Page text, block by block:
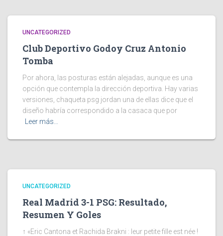
UNCATEGORIZED
Club Deportivo Godoy Cruz Antonio
Tomba
Por ahora, las posturas están alejadas, aunque es una
opción que contempla la dirección deportiva. Hay varias
versiones, chaqueta psg jordan una de ellas dice que el
diseño habría correspondido a la casaca que por
Leer más…
UNCATEGORIZED
Real Madrid 3-1 PSG: Resultado,
Resumen Y Goles
↑ «Eric Cantona et Rachida Brakni : leur petite fille est née !